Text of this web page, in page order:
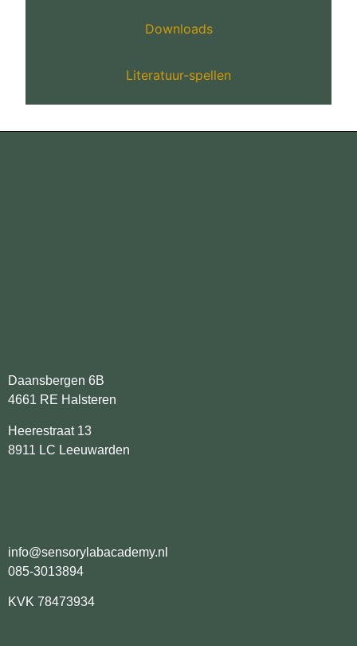
Downloads
Literatuur-spellen
Daansbergen 6B
4661 RE Halsteren
Heerestraat 13
8911 LC Leeuwarden
info@sensorylabacademy.nl
085-3013894
KVK 78473934